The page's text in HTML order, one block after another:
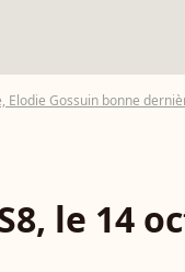
Elodie Gossuin bonne
le 14